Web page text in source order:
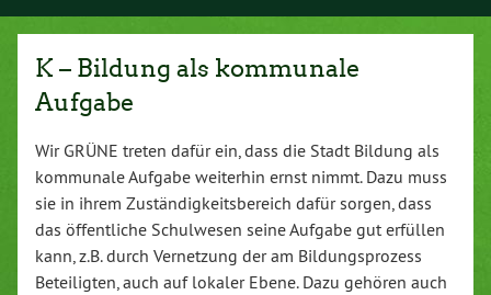
K – Bildung als kommunale
Aufgabe
Wir GRÜNE treten dafür ein, dass die Stadt Bildung als
kommunale Aufgabe weiterhin ernst nimmt. Dazu muss
sie in ihrem Zuständigkeitsbereich dafür sorgen, dass
das öffentliche Schulwesen seine Aufgabe gut erfüllen
kann, z.B. durch Vernetzung der am Bildungsprozess
Beteiligten, auch auf lokaler Ebene. Dazu gehören auch